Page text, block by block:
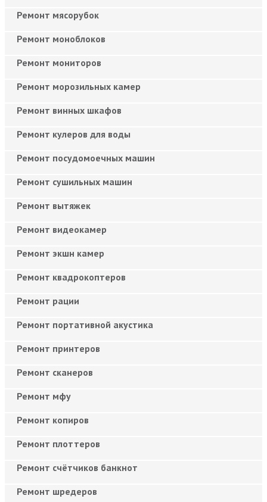
Ремонт мясорубок
Ремонт моноблоков
Ремонт мониторов
Ремонт морозильных камер
Ремонт винных шкафов
Ремонт кулеров для воды
Ремонт посудомоечных машин
Ремонт сушильных машин
Ремонт вытяжек
Ремонт видеокамер
Ремонт экшн камер
Ремонт квадрокоптеров
Ремонт рации
Ремонт портативной акустика
Ремонт принтеров
Ремонт сканеров
Ремонт мфу
Ремонт копиров
Ремонт плоттеров
Ремонт счётчиков банкнот
Ремонт шредеров